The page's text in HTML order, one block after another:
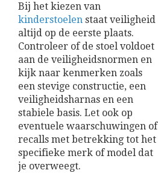
Bij het kiezen van
kinderstoelen staat veiligheid
altijd op de eerste plaats.
Controleer of de stoel voldoet
aan de veiligheidsnormen en
kijk naar kenmerken zoals
een stevige constructie, een
veiligheidsharnas en een
stabiele basis. Let ook op
eventuele waarschuwingen of
recalls met betrekking tot het
specifieke merk of model dat
je overweegt.